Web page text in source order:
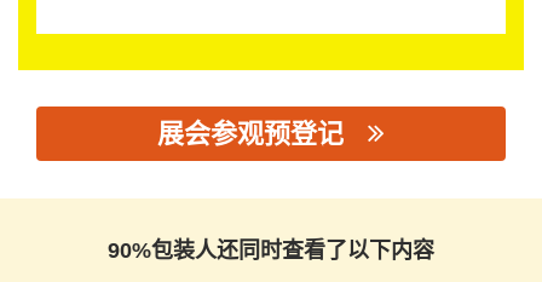
展会参观预登记
90%包装人还同时查看了以下内容